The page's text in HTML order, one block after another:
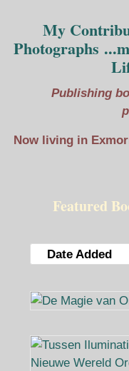
My
Photographs
Publishing
Now living in
Featured
Date Added